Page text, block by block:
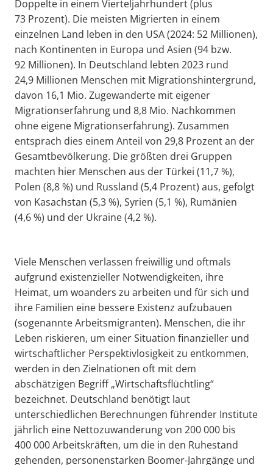
Doppelte in einem Vierteljahrhundert (plus
73 Prozent). Die meisten Migrierten in einem
einzelnen Land leben in den USA (2024: 52 Millionen),
nach Kontinenten in Europa und Asien (94 bzw.
92 Millionen). In Deutschland lebten 2023 rund
24,9 Millionen Menschen mit Migrationshintergrund,
davon 16,1 Mio. Zugewanderte mit eigener
Migrationserfahrung und 8,8 Mio. Nachkommen
ohne eigene Migrationserfahrung). Zusammen
entsprach dies einem Anteil von 29,8 Prozent an der
Gesamtbevölkerung. Die größten drei Gruppen
machten hier Menschen aus der Türkei (11,7 %),
Polen (8,8 %) und Russland (5,4 Prozent) aus, gefolgt
von Kasachstan (5,3 %), Syrien (5,1 %), Rumänien
(4,6 %) und der Ukraine (4,2 %).
Viele Menschen verlassen freiwillig und oftmals
aufgrund existenzieller Notwendigkeiten, ihre
Heimat, um woanders zu arbeiten und für sich und
ihre Familien eine bessere Existenz aufzubauen
(sogenannte Arbeitsmigranten). Menschen, die ihr
Leben riskieren, um einer Situation finanzieller und
wirtschaftlicher Perspektivlosigkeit zu entkommen,
werden in den Zielnationen oft mit dem
abschätzigen Begriff „Wirtschaftsflüchtling“
bezeichnet. Deutschland benötigt laut
unterschiedlichen Berechnungen führender Institute
jährlich eine Nettozuwanderung von 200 000 bis
400 000 Arbeitskräften, um die in den Ruhestand
gehenden, personenstarken Boomer-Jahrgänge und